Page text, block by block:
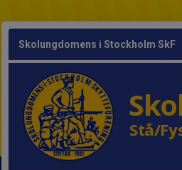
Skolungdomens i Stockholm SkF
Stå/